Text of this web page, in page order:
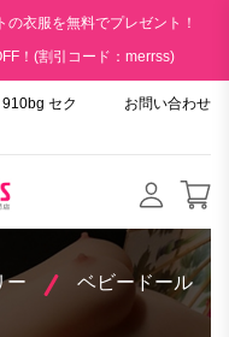
衣服を無料でプレゼント！
！(割引コード：merrss)
セク
お問い合わせ
ー ベビードール